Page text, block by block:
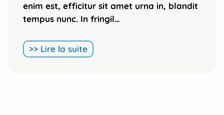
enim est, efficitur sit amet urna in, blandit
tempus nunc. In fringil…
>> Lire la suite